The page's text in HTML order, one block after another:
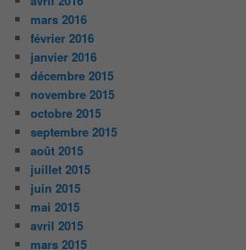
mars 2016
février 2016
janvier 2016
décembre 2015
novembre 2015
octobre 2015
septembre 2015
août 2015
juillet 2015
juin 2015
mai 2015
avril 2015
mars 2015